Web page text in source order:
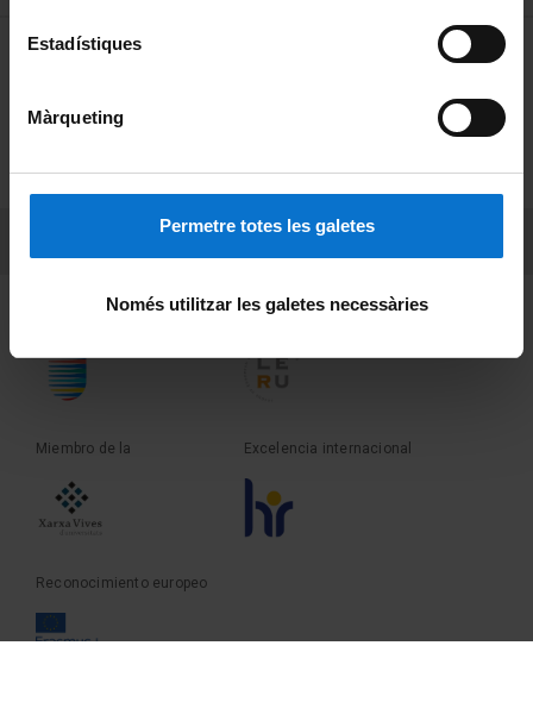
Estadístiques
Màrqueting
Permetre totes les galetes
Només utilitzar les galetes necessàries
MENÚ PEU 1
Sobre UBtv
Fundadora de la Miembro de la
Miembro de la Excelencia internacional
Reconocimiento europeo